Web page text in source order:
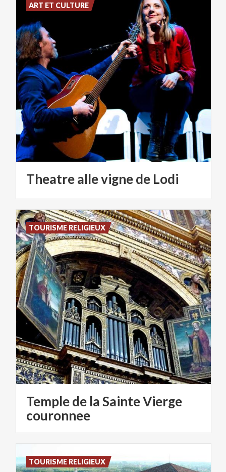
Theatreallevignede Lodi
ART ET CULTURE
Temple de la Sainte Vierge
couronnee
TOURISME RELIGIEUX
TOURISME RELIGIEUX